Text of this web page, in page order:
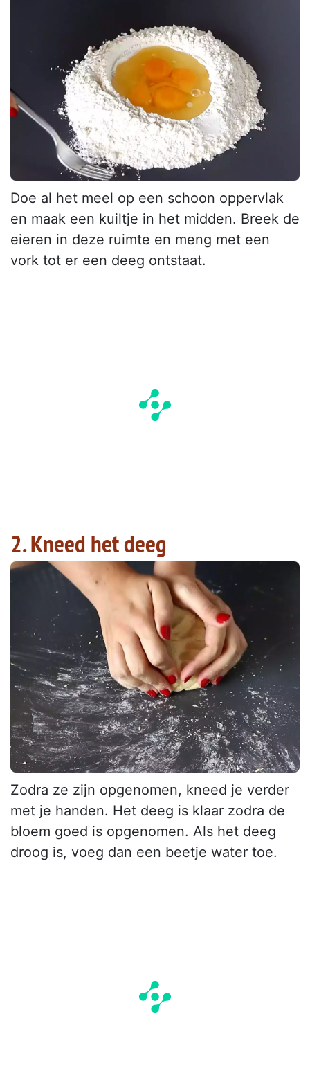
Doe al het meel op een schoon oppervlak
en maak een kuiltje in het midden. Breek de
eieren in deze ruimte en meng met een
vork tot er een deeg ontstaat.
2. Kneed het deeg
Zodra ze zijn opgenomen, kneed je verder
met je handen. Het deeg is klaar zodra de
bloem goed is opgenomen. Als het deeg
droog is, voeg dan een beetje water toe.